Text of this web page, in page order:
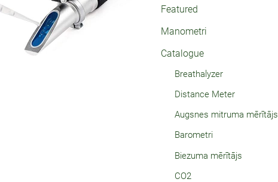
Featured
Manometri
Catalogue
Breathalyzer
Distance Meter
Augsnes mitruma mērītājs
Barometri
Biezuma mērītājs
CO2